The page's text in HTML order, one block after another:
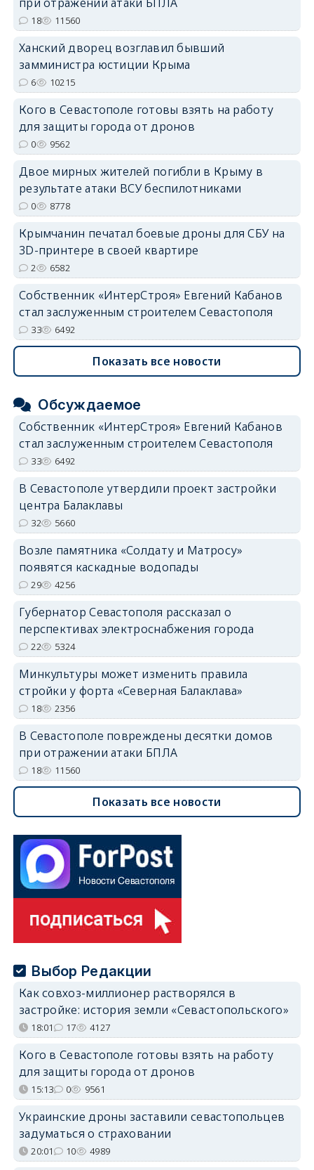
erid: 2SDnjdPjgYS
erid: 2SDnjdvhGXG
18 11560
Ханский дворец возглавил бывший
замминистра юстиции Крыма
6 10215
Кого в Севастополе готовы взять на работу
для защиты города от дронов
0 9562
Двое мирных жителей погибли в Крыму в
результате атаки ВСУ беспилотниками
0 8778
Крымчанин печатал боевые дроны для СБУ на
3D-принтере в своей квартире
2 6582
Собственник «ИнтерСтроя» Евгений Кабанов
стал заслуженным строителем Севастополя
33 6492
Показать все новости
Обсуждаемое
Собственник «ИнтерСтроя» Евгений Кабанов
стал заслуженным строителем Севастополя
33 6492
В Севастополе утвердили проект застройки
центра Балаклавы
32 5660
Возле памятника «Солдату и Матросу»
появятся каскадные водопады
29 4256
Губернатор Севастополя рассказал о
перспективах электроснабжения города
22 5324
Минкультуры может изменить правила
стройки у форта «Северная Балаклава»
18 2356
В Севастополе повреждены десятки домов
при отражении атаки БПЛА
18 11560
Показать все новости
Выбор Редакции
Как совхоз-миллионер растворялся в
застройке: история земли «Севастопольского»
18:01 17 4127
Кого в Севастополе готовы взять на работу
для защиты города от дронов
15:13 0 9561
Украинские дроны заставили севастопольцев
задуматься о страховании
20:01 10 4989